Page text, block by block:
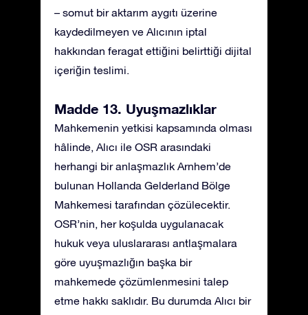
– somut bir aktarım aygıtı üzerine
kaydedilmeyen ve Alıcının iptal
hakkından feragat ettiğini belirttiği dijital
içeriğin teslimi.
Madde 13. Uyuşmazlıklar
Mahkemenin yetkisi kapsamında olması
hâlinde, Alıcı ile OSR arasındaki
herhangi bir anlaşmazlık Arnhem’de
bulunan Hollanda Gelderland Bölge
Mahkemesi tarafından çözülecektir.
OSR’nin, her koşulda uygulanacak
hukuk veya uluslararası antlaşmalara
göre uyuşmazlığın başka bir
mahkemede çözümlenmesini talep
etme hakkı saklıdır. Bu durumda Alıcı bir